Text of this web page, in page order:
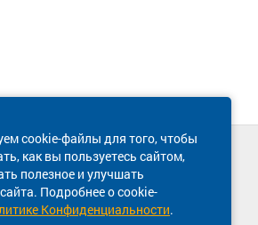
cookie-файлы для того, чтобы
как вы пользуетесь сайтом,
полезное и улучшать
Подробнее о cookie-
Конфиденциальности.
поддержка сайта
800 600-03-38